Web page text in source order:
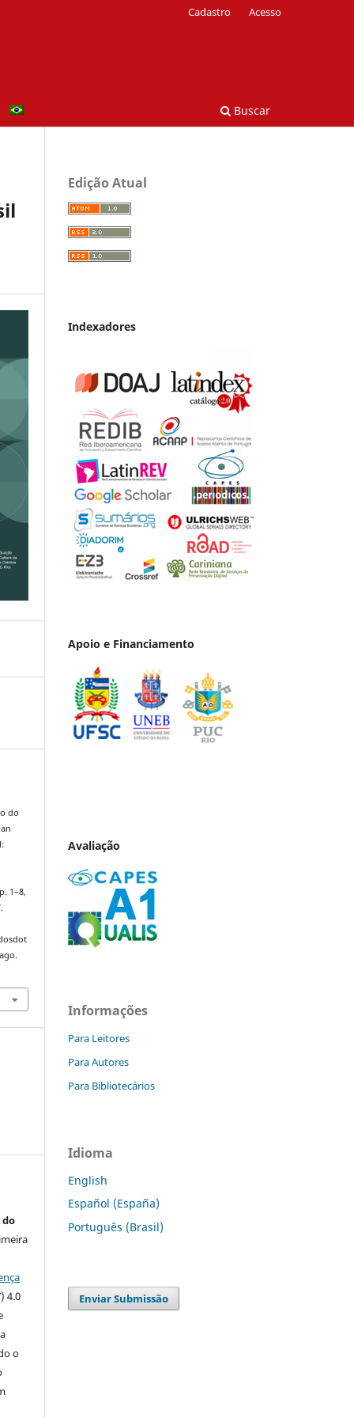
Buscar
Cadastro Acesso
do
1–8,
do
4.0
o
Edição Atual
Indexadores
Apoio e Financiamento
Avaliação
Informações
Para Leitores
Para Autores
Para Bibliotecários
Idioma
English
Español (España)
Português (Brasil)
Enviar Submissão